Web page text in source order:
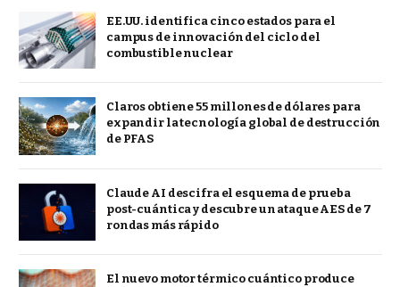
EE.UU. identifica cinco estados para el
campus de innovación del ciclo del
combustible nuclear
Claros obtiene 55 millones de dólares para
expandir la tecnología global de destrucción
de PFAS
Claude AI descifra el esquema de prueba
post-cuántica y descubre un ataque AES de 7
rondas más rápido
El nuevo motor térmico cuántico produce